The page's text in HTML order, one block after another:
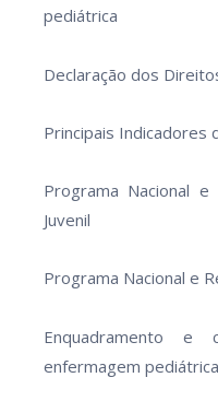
pediátrica
Declaração dos
Principais Indicadores
Programa Nacional
Juvenil
Programa Nacional e
Enquadramento
enfermagem